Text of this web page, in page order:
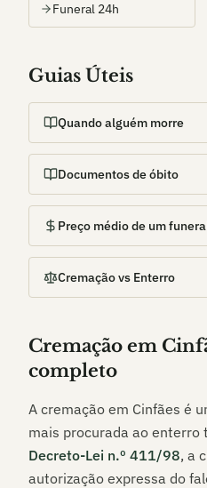
Funeral 24h
Guias Úteis
Quando alguém morre
Documentos de óbito
Preço médio de um
Cremação vs Enterro
Cremação em
completo
A cremação em Cinfães é
mais procurada ao enterro
Decreto-Lei n.º 411/98, a
autorização expressa do